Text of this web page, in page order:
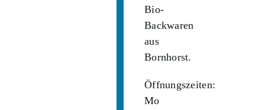
Bio-
Backwaren
aus
Bornhorst.
Öffnungszeiten:
Mo